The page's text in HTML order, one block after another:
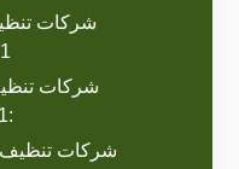
شركات
شركات
:0501640311
شركات تنظيف